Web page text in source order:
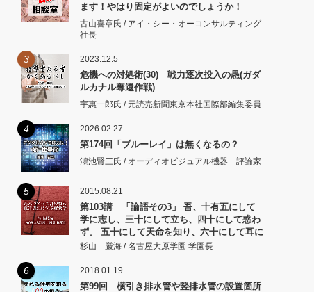
ます！やはり固定がよいのでしょうか！
古山喜章氏 / アイ・シー・オーコンサルティング
社長
3 2023.12.5
危機への対処術(30) 戦力逐次投入の愚(ガダ
ルカナル奪還作戦)
宇惠一郎氏 / 元読売新聞東京本社国際部編集委員
4 2026.02.27
第174回「ブルーレイ」は無くなるの？
鴻池賢三氏 / オーディオビジュアル機器 評論家
5 2015.08.21
第103講 「論語その3」 吾、十有五にして
学に志し、三十にして立ち、四十にして惑わ
ず。 五十にして天命を知り、六十にして耳に
従い、 七十にして心の欲するところに従いて
杉山 厳海 / 名古屋大原学園 学園長
6 2018.01.19
第99回 横引き排水管や竪排水管の設置箇所